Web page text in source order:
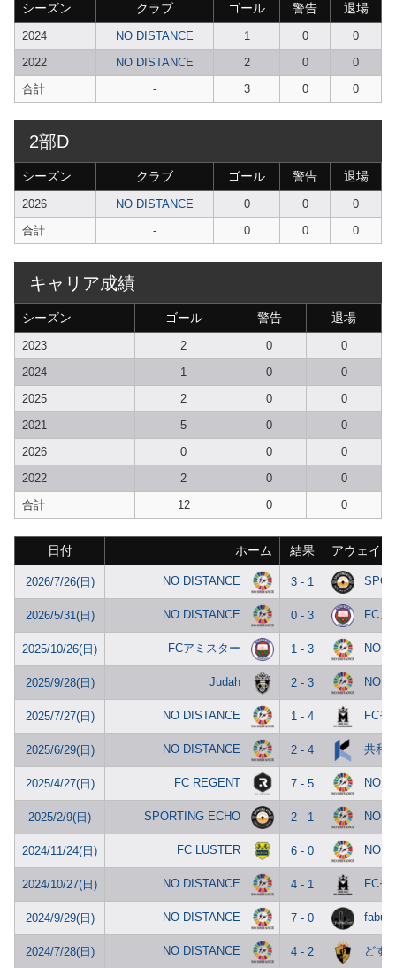
シーズン クラブ ゴール 警告 退場
2024 NO DISTANCE 1 0
0
2022
NO DISTANCE 2 0
0
合計
- 3 0 0
2部D
シーズン クラブ ゴール 警告 退場
2026 NO DISTANCE 0 0
0
合計
- 0 0 0
キャリア成績
シーズン ゴール 警告 退場
2023 2 0
0
2024
1 0
0
2025
2 0
0
2021
5 0
0
2026
0 0
0
2022
2 0
0
合計
12 0 0
日付 ホーム 結果 アウェイ
2026/7/26(日) NO DISTANCE 3 - 1
2026/5/31(日) NO DISTANCE 0 - 3 FCア
2025/10/26(日) FCアミスター 1 - 3 NO
2025/9/28(日) Judah 2 - 3 NO
2025/7/27(日) NO DISTANCE 1 - 4 FCモ
2025/6/29(日) NO DISTANCE 2 - 4 共和
2025/4/27(日) FC REGENT 7 - 5 NO
2025/2/9(日) SPORTING ECHO 2 - 1 NO
2024/11/24(日) FC LUSTER 6 - 0 NO
2024/10/27(日) NO DISTANCE 4 - 1 FCモ
2024/9/29(日) NO DISTANCE 7 - 0
2024/7/28(日) NO DISTANCE 4 - 2 どす